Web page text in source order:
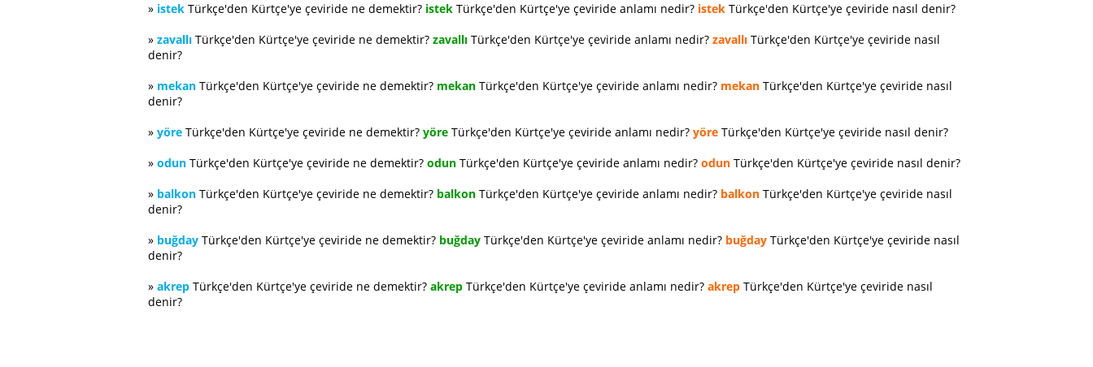
» istek Türkçe'den Kürtçe'ye çeviride ne demektir? istek Türkçe'den Kürtçe'ye çeviride anlamı nedir? istek Türkçe'den Kürtçe'ye çeviride nasıl denir?
» zavallı Türkçe'den Kürtçe'ye çeviride ne demektir? zavallı Türkçe'den Kürtçe'ye çeviride anlamı nedir? zavallı Türkçe'den Kürtçe'ye çeviride nasıl
denir?
» mekan Türkçe'den Kürtçe'ye çeviride ne demektir? mekan Türkçe'den Kürtçe'ye çeviride anlamı nedir? mekan Türkçe'den Kürtçe'ye çeviride nasıl
denir?
» yöre Türkçe'den Kürtçe'ye çeviride ne demektir? yöre Türkçe'den Kürtçe'ye çeviride anlamı nedir? yöre Türkçe'den Kürtçe'ye çeviride nasıl denir?
» odun Türkçe'den Kürtçe'ye çeviride ne demektir? odun Türkçe'den Kürtçe'ye çeviride anlamı nedir? odun Türkçe'den Kürtçe'ye çeviride nasıl denir?
» balkon Türkçe'den Kürtçe'ye çeviride ne demektir? balkon Türkçe'den Kürtçe'ye çeviride anlamı nedir? balkon Türkçe'den Kürtçe'ye çeviride nasıl
denir?
» buğday Türkçe'den Kürtçe'ye çeviride ne demektir? buğday Türkçe'den Kürtçe'ye çeviride anlamı nedir? buğday Türkçe'den Kürtçe'ye çeviride nasıl
denir?
» akrep Türkçe'den Kürtçe'ye çeviride ne demektir? akrep Türkçe'den Kürtçe'ye çeviride anlamı nedir? akrep Türkçe'den Kürtçe'ye çeviride nasıl
denir?